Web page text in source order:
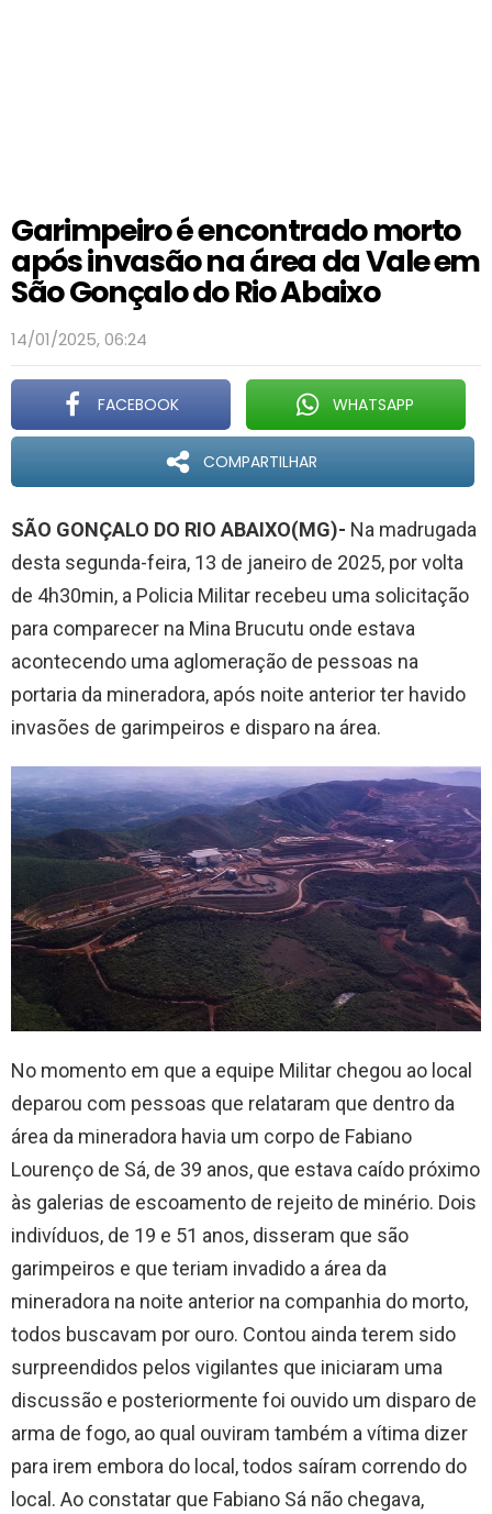
Garimpeiro é encontrado morto
após invasão na área da Vale em
São Gonçalo do Rio Abaixo
14/01/2025, 06:24
FACEBOOK WHATSAPP
COMPARTILHAR
SÃO GONÇALO DO RIO ABAIXO(MG)- Na madrugada
desta segunda-feira, 13 de janeiro de 2025, por volta
de 4h30min, a Policia Militar recebeu uma solicitação
para comparecer na Mina Brucutu onde estava
acontecendo uma aglomeração de pessoas na
portaria da mineradora, após noite anterior ter havido
invasões de garimpeiros e disparo na área.
No momento em que a equipe Militar chegou ao local
deparou com pessoas que relataram que dentro da
área da mineradora havia um corpo de Fabiano
Lourenço de Sá, de 39 anos, que estava caído próximo
às galerias de escoamento de rejeito de minério. Dois
indivíduos, de 19 e 51 anos, disseram que são
garimpeiros e que teriam invadido a área da
mineradora na noite anterior na companhia do morto,
todos buscavam por ouro. Contou ainda terem sido
surpreendidos pelos vigilantes que iniciaram uma
discussão e posteriormente foi ouvido um disparo de
arma de fogo, ao qual ouviram também a vítima dizer
para irem embora do local, todos saíram correndo do
local. Ao constatar que Fabiano Sá não chegava,